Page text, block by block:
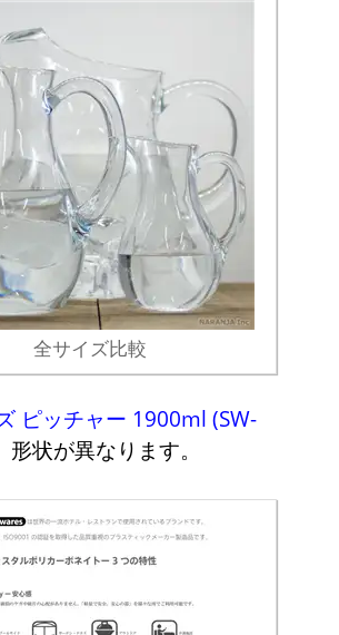
全サイズ比較
ピッチャー 1900ml (SW-
形状が異なります。